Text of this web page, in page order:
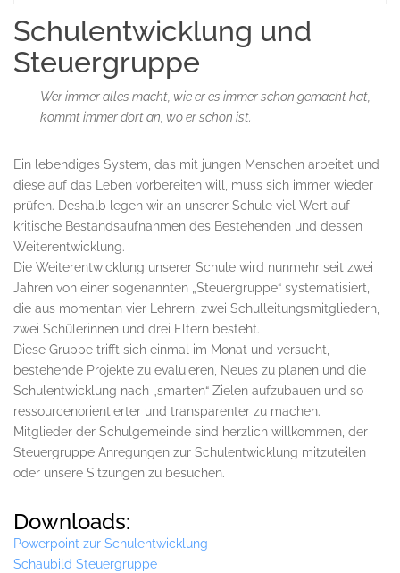
Schulentwicklung und
Steuergruppe
Wer immer alles macht, wie er es immer schon gemacht hat,
kommt immer dort an, wo er schon ist.
Ein lebendiges System, das mit jungen Menschen arbeitet und
diese auf das Leben vorbereiten will, muss sich immer wieder
prüfen. Deshalb legen wir an unserer Schule viel Wert auf
kritische Bestandsaufnahmen des Bestehenden und dessen
Weiterentwicklung.
Die Weiterentwicklung unserer Schule wird nunmehr seit zwei
Jahren von einer sogenannten „Steuergruppe“ systematisiert,
die aus momentan vier Lehrern, zwei Schulleitungsmitgliedern,
zwei Schülerinnen und drei Eltern besteht.
Diese Gruppe trifft sich einmal im Monat und versucht,
bestehende Projekte zu evaluieren, Neues zu planen und die
Schulentwicklung nach „smarten“ Zielen aufzubauen und so
ressourcenorientierter und transparenter zu machen.
Mitglieder der Schulgemeinde sind herzlich willkommen, der
Steuergruppe Anregungen zur Schulentwicklung mitzuteilen
oder unsere Sitzungen zu besuchen.
Downloads:
Powerpoint zur Schulentwicklung
Schaubild Steuergruppe